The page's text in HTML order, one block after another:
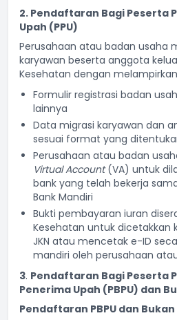
2. Pendaftaran Bagi Peserta
Upah (PPU)
Perusahaan atau badan usaha
karyawan beserta anggota
Kesehatan dengan
Formulir registrasi badan
lainnya
Data migrasi karyawan dan
sesuai format yang
Perusahaan atau badan
Virtual Account(VA) untuk
bank yang telah bekerja
Bank Mandiri
Bukti pembayaran iuran
Kesehatan untuk dicetakkan
JKN atau mencetak e-ID
mandiri oleh perusahaan
3. Pendaftaran Bagi Peserta
Penerima Upah (PBPU) dan
Pendaftaran PBPU dan